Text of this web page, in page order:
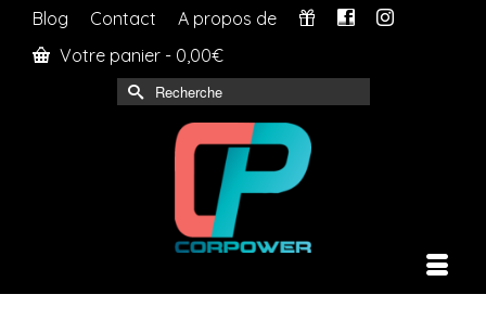
Blog Contact
A propos de
Votre panier - 0,00€
Rechercher :